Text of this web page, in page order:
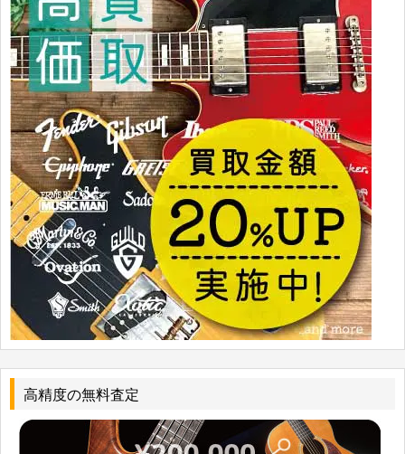
高精度の無料査定